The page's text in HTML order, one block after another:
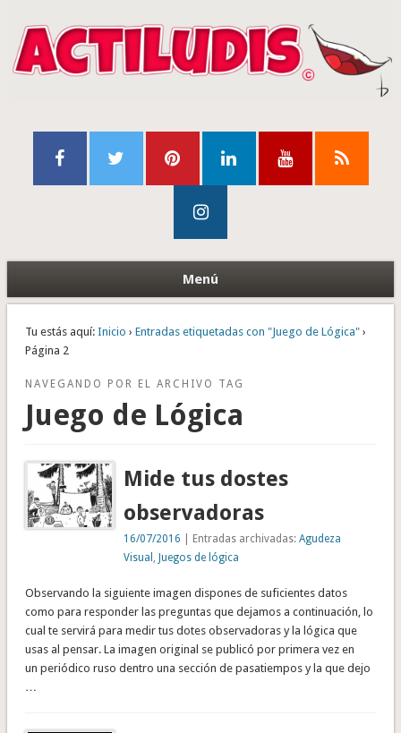
Menú
Tu estás aquí: Inicio › Entradas etiquetadas con "Juego de Lógica"›
Página 2
NAVEGANDO POR EL ARCHIVO TAG
Juego de Lógica
Mide tus dostes
observadoras
16/07/2016 | Entradas archivadas:Agudeza
Visual
,Juegos de lógica
Observando la siguiente imagen dispones de suficientes datos
como para responder las preguntas que dejamos a continuación, lo
cual te servirá para medir tus dotes observadoras y la lógica que
usas al pensar. La imagen original se publicó por primera vez en
un periódico ruso dentro una sección de pasatiempos y la que dejo
…